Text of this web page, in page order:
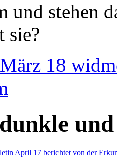
und stehen
sie?
18
April 17 berichtet von der